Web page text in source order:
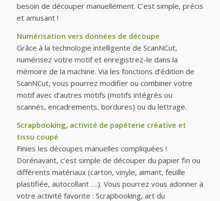
besoin de découper manuellement. C’est simple, précis
et amusant !
Numérisation vers données de découpe
Grâce à la technologie intelligente de ScanNCut,
numérisez votre motif et enregistrez-le dans la
mémoire de la machine. Via les fonctions d’édition de
ScanNCut, vous pourrez modifier ou combiner votre
motif avec d’autres motifs (motifs intégrés ou
scannés, encadrements, bordures) ou du lettrage.
Scrapbooking, activité de papéterie créative et
tissu coupé
Finies les découpes manuelles compliquées !
Dorénavant, c’est simple de découper du papier fin ou
différents matériaux (carton, vinyle, aimant, feuille
plastifiée, autocollant ….). Vous pourrez vous adonner à
votre activité favorite : Scrapbooking, art du